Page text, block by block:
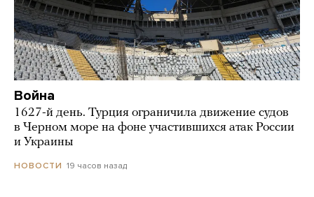
Война
1627-й день. Турция ограничила движение судов
в Черном море на фоне участившихся атак России
и Украины
НОВОСТИ 19 часов назад